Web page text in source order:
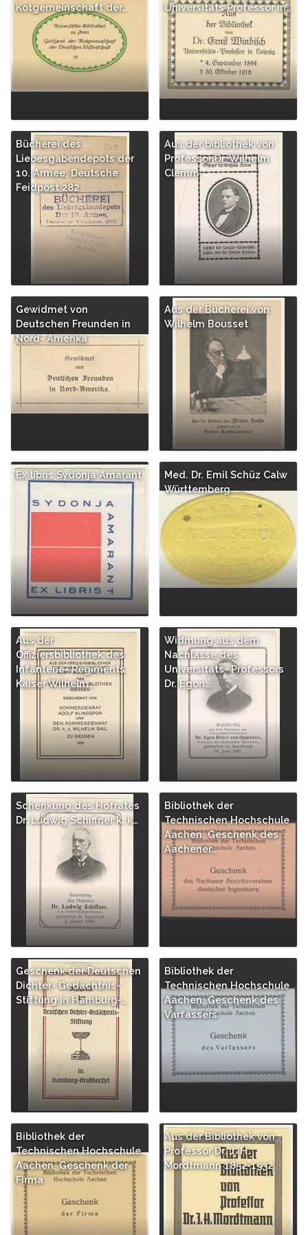
Kotgemeinschaft der… Universitäts Professor in…
Bücherei des
Liebesgabendepots der
10. Armee, Deutsche
Feidpost 282
Aus der bibliothek von
Professor Dr. Wilhelm
Clemm
Gewidmet von
Deutschen Freunden in
Nord- Amerika
Aus der Bücherei von
Wilhelm Bousset
Ex libris Sydonja Amarant
Med. Dr. Emil Schüz Calw
Württemberg
Aus der
Offiziersbibliothek des
Infanterie- Regiments
Kaiser Wilhelm…
Widmung aus dem
Nachlasse des
Universitäts- Professors
Dr. Egon…
Schenkung des Hofrates
Dr. Ludwig Schiffner k. k…
Bibliothek der
Technischen Hochschule
Aachen. Geschenk des
Aachener…
Geschenk der Deutschen
Dichter- Gedächtnis-
Stiftung in Hamburg-…
Bibliothek der
Technischen Hochschule
Aachen. Geschenk des
Varfassers
Bibliothek der
Technischen Hochschule
Aachen. Geschenk der
Firma
Aus der Bibliothek von
Professor Dr. J. H.
Mordtmann 1852-1932